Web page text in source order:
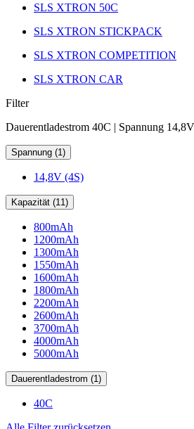
SLS XTRON 50C
SLS XTRON STICKPACK
SLS XTRON COMPETITION
SLS XTRON CAR
Filter
Dauerentladestrom 40C | Spannung
Spannung (1)
14,8V (4S)
Kapazität (11)
800mAh
1200mAh
1300mAh
1550mAh
1600mAh
1800mAh
2200mAh
2600mAh
3700mAh
4000mAh
5000mAh
Dauerentladestrom (1)
40C